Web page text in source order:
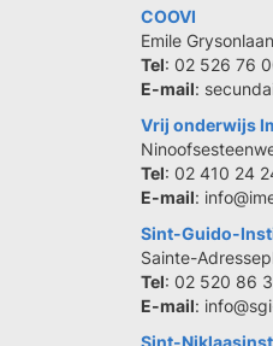
COOVI
Emile
Tel: 02 526 76
E-mail:
Vrij onderwijs
Tel: 02 410 24
E-mail:
Sint-Guido-
Sainte-
Tel: 02 520 86
E-mail:
Sint-